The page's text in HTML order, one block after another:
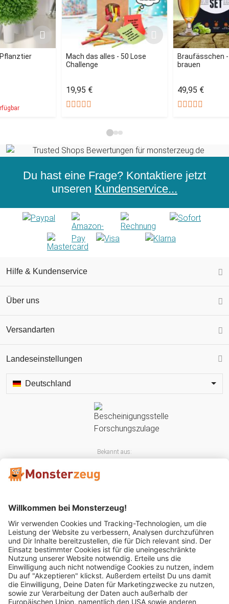
Mach das alles - 50 Lose
Challenge
19,95 €
Braufässchen
brauen
49,95 €
Du hast eine Frage? Kontaktiere jetzt
unseren Kundenservice...
Hilfe & Kundenservice
Über uns
Versandarten
Landeseinstellungen
Deutschland
Bekannt aus:
Mitglied im: